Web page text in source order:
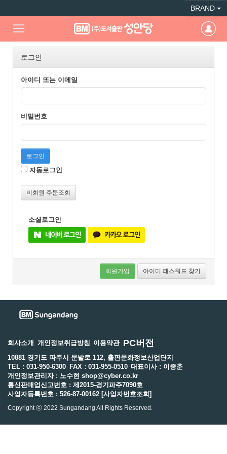
BRAND
로그인
아이디 또는 이메일
비밀번호
로그인
자동로그인
비회원 주문조회
소셜로그인
회원가입 아이디 패스워드 찾기
회사소개 개인정보취급방침 이용약관 PC버전
10881 경기도 파주시 문발로 112, 출판문화정보산업단지
TEL : 031-950-6300 FAX : 031-955-0510 대표이사 : 이종춘
개인정보관리자 : 노수현 shop@cyber.co.kr
통신판매업신고번호 : 제2015-경기파주7090호
사업자등록번호 : 526-87-00162 [사업자번호조회]
Copyright ⓒ 2022 Sungandang All Rights Reserved.